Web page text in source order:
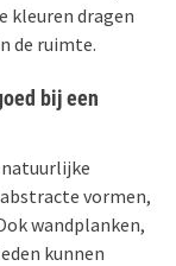
kleuren dragen
de ruimte.
bij een
vormen,
wandplanken,
kunnen